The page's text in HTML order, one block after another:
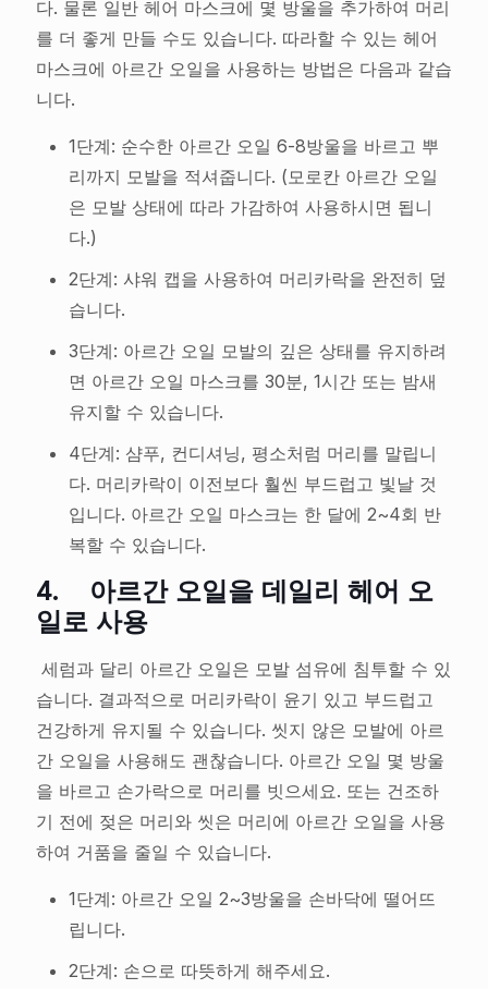
다. 물론 일반 헤어 마스크에 몇 방울을 추가하여 머리
를 더 좋게 만들 수도 있습니다. 따라할 수 있는 헤어
마스크에 아르간 오일을 사용하는 방법은 다음과 같습
니다.
1단계: 순수한 아르간 오일 6-8방울을 바르고 뿌
리까지 모발을 적셔줍니다. (모로칸 아르간 오일
은 모발 상태에 따라 가감하여 사용하시면 됩니
다.)
2단계: 샤워 캡을 사용하여 머리카락을 완전히 덮
습니다.
3단계: 아르간 오일 모발의 깊은 상태를 유지하려
면 아르간 오일 마스크를 30분, 1시간 또는 밤새
유지할 수 있습니다.
4단계: 샴푸, 컨디셔닝, 평소처럼 머리를 말립니
다. 머리카락이 이전보다 훨씬 부드럽고 빛날 것
입니다. 아르간 오일 마스크는 한 달에 2~4회 반
복할 수 있습니다.
4. 아르간 오일을 데일리 헤어 오
일로 사용
세럼과 달리 아르간 오일은 모발 섬유에 침투할 수 있
습니다. 결과적으로 머리카락이 윤기 있고 부드럽고
건강하게 유지될 수 있습니다. 씻지 않은 모발에 아르
간 오일을 사용해도 괜찮습니다. 아르간 오일 몇 방울
을 바르고 손가락으로 머리를 빗으세요. 또는 건조하
기 전에 젖은 머리와 씻은 머리에 아르간 오일을 사용
하여 거품을 줄일 수 있습니다.
1단계: 아르간 오일 2~3방울을 손바닥에 떨어뜨
립니다.
2단계: 손으로 따뜻하게 해주세요.